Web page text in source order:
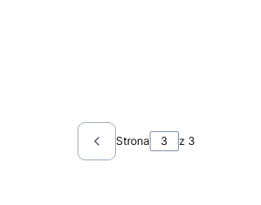
Poprzednie produkty
Strona z 3